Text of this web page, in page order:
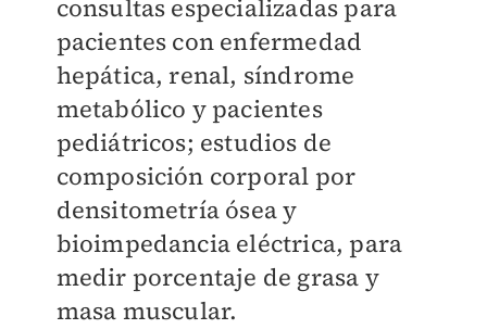
consultas especializadas para
pacientes con enfermedad
hepática, renal, síndrome
metabólico y pacientes
pediátricos; estudios de
composición corporal por
densitometría ósea y
bioimpedancia eléctrica, para
medir porcentaje de grasa y
masa muscular.